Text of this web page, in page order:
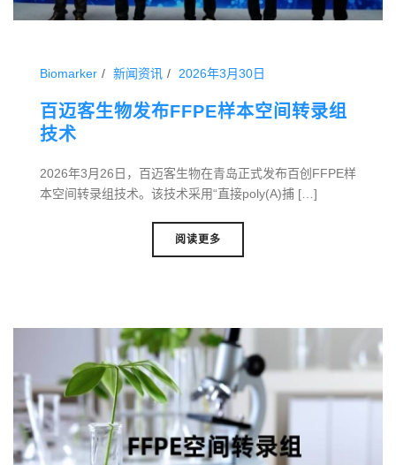
Biomarker 新闻资讯 2026年3月30日
百迈客生物发布FFPE样本空间转录组
技术
2026年3月26日，百迈客生物在青岛正式发布百创FFPE样
本空间转录组技术。该技术采用“直接poly(A)捕 […]
阅读更多